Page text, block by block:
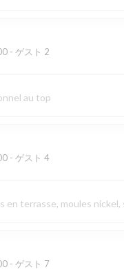
- ゲスト 2
au top
- ゲスト 4
en terrasse, moules
- ゲスト 7